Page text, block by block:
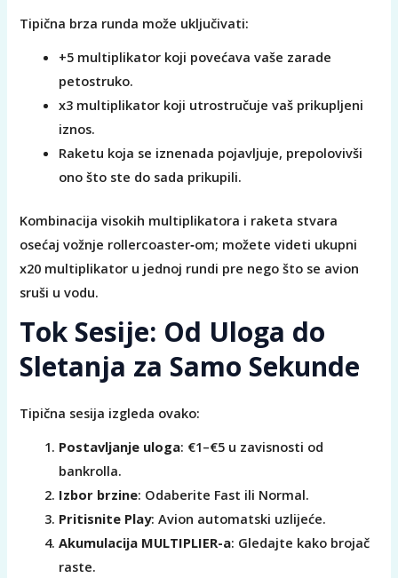
Tipična brza runda može uključivati:
+5 multiplikator koji povećava vaše zarade
petostruko.
x3 multiplikator koji utrostručuje vaš prikupljeni
iznos.
Raketu koja se iznenada pojavljuje, prepolovivši
ono što ste do sada prikupili.
Kombinacija visokih multiplikatora i raketa stvara
osećaj vožnje rollercoaster‑om; možete videti ukupni
x20 multiplikator u jednoj rundi pre nego što se avion
sruši u vodu.
Tok Sesije: Od Uloga do
Sletanja za Samo Sekunde
Tipična sesija izgleda ovako:
Postavljanje uloga: €1–€5 u zavisnosti od
bankrolla.
Izbor brzine: Odaberite Fast ili Normal.
Pritisnite Play: Avion automatski uzlijeće.
Akumulacija MULTIPLIER-a: Gledajte kako brojač
raste.